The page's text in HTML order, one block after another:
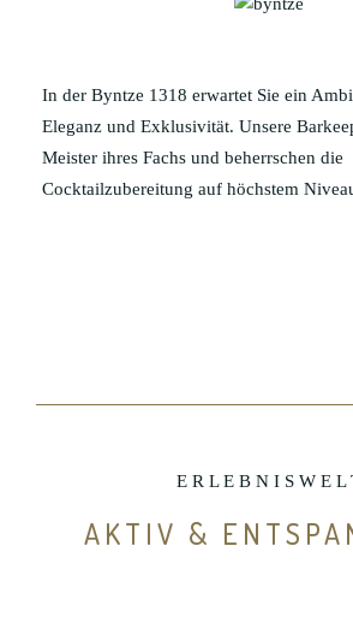
In der Byntze 1318 erwartet Sie ein
Eleganz und Exklusivität. Unsere
Meister ihres Fachs und beherrschen die
Cocktailzubereitung auf höchstem
E R L E B N I S W E L
AKTIV &